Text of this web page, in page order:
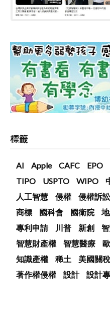
標籤
AI Apple CAFC EPO
TIPO
USPTO WIPO
人工智慧
侵權 侵權訴訟
商標
國科會 國衛院
專利申請
川普 新創
智慧財產權
智慧醫療
知識產權
稀土 美國關稅
著作權侵權
設計 設計